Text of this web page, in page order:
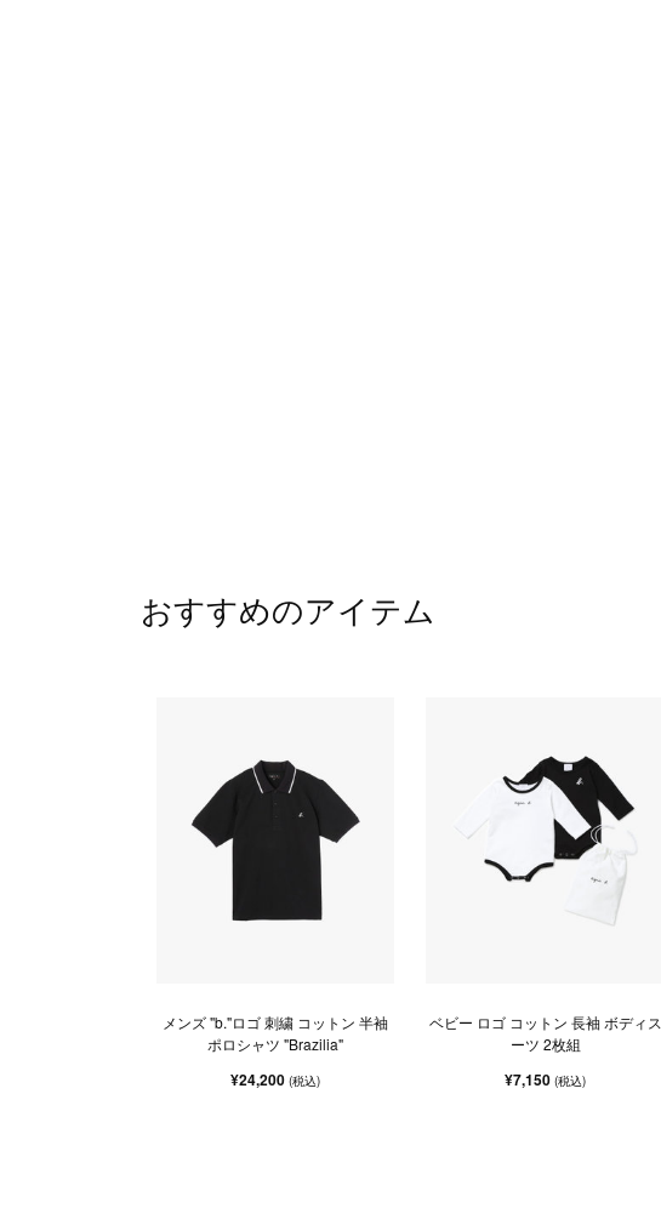
おすすめのアイテム
メンズ "b."ロゴ 刺繍 コットン 半袖
ポロシャツ "Brazilia"
¥24,200(税込)
ベビー ロゴ コットン 長袖 ボディス
ーツ 2枚組
¥7,150(税込)